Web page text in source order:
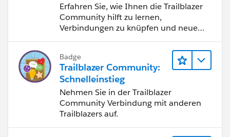
Erfahren Sie, wie Ihnen die Trailblazer
Community hilft zu lernen,
Verbindungen zu knüpfen und neue
Badge
Trailblazer Community:
Schnelleinstieg
Nehmen Sie in der Trailblazer
Community Verbindung mit anderen
Trailblazers auf.